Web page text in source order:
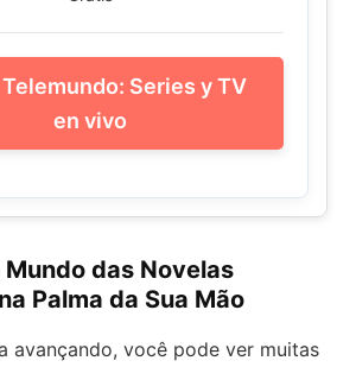
Series y TV
en vivo
das Novelas
Palma da Sua Mão
avançando, você pode ver muitas